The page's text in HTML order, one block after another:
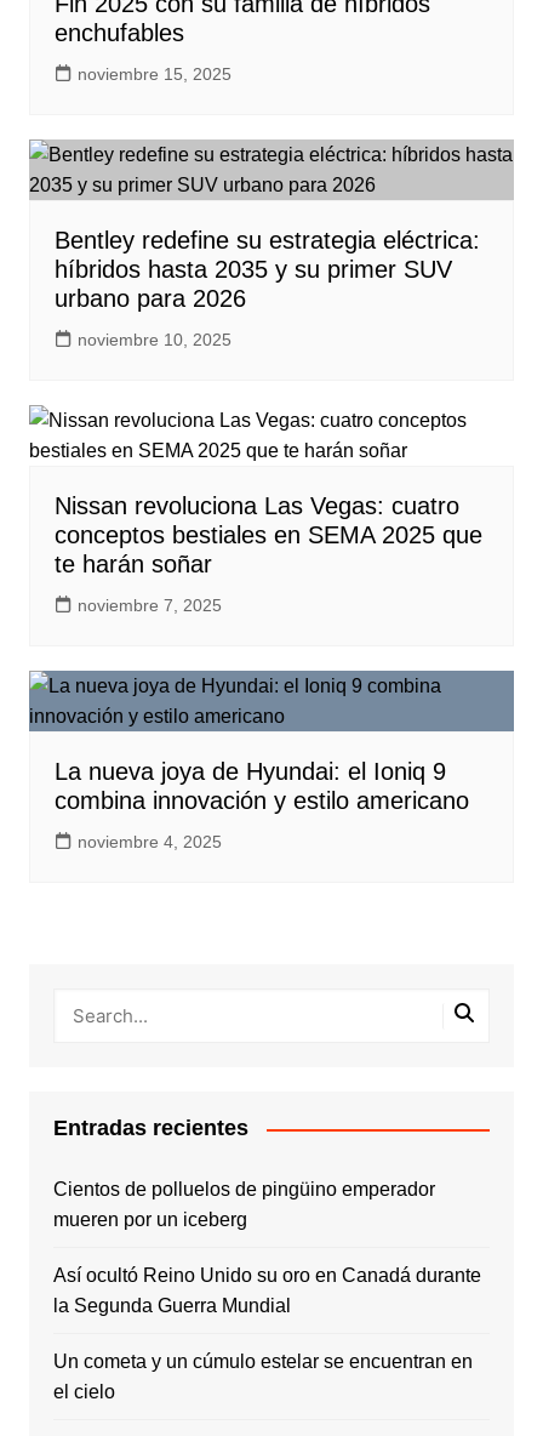
enchufables
noviembre 15, 2025
Bentley redefine su estrategia eléctrica:
híbridos hasta 2035 y su primer SUV
urbano para 2026
noviembre 10, 2025
Nissan revoluciona Las Vegas: cuatro
conceptos bestiales en SEMA 2025 que
te harán soñar
noviembre 7, 2025
La nueva joya de Hyundai: el Ioniq 9
combina innovación y estilo americano
noviembre 4, 2025
Entradas recientes
Cientos de polluelos de pingüino emperador
mueren por un iceberg
Así ocultó Reino Unido su oro en Canadá durante
la Segunda Guerra Mundial
Un cometa y un cúmulo estelar se encuentran en
el cielo